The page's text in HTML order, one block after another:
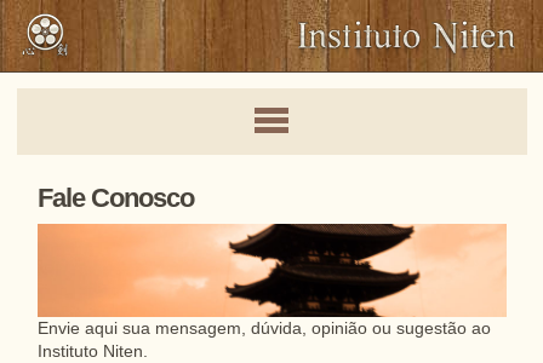
Fale Conosco
Envie aqui sua mensagem, dúvida, opinião ou sugestão ao
Instituto Niten.